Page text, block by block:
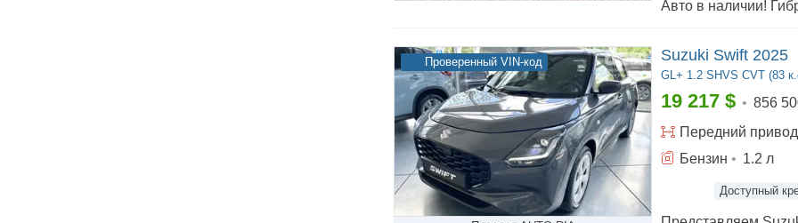
Suzuki Swift 2025
GL+ 1.2 SHVS CVT (83
19 217 $ • 856
Передний привод
Бензин • 1.2 л
Проверенный VIN-код
Доступный